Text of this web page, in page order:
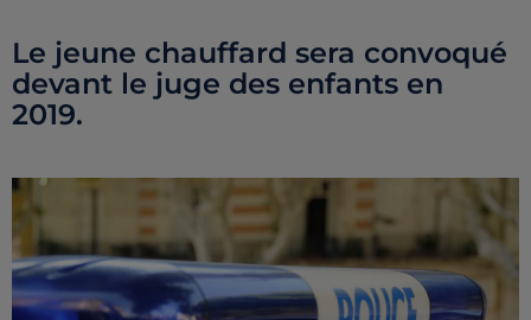
Le jeune chauffard sera convoqué
devant le juge des enfants en
2019.